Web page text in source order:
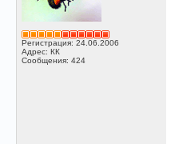
Регистрация: 24.06.2006
Адрес: КК
Сообщения: 424